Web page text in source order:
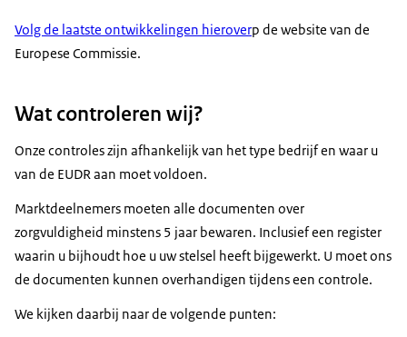
Volg de laatste ontwikkelingen hieroverp de website van de
Europese Commissie.
Wat controleren wij?
Onze controles zijn afhankelijk van het type bedrijf en waar u
van de EUDR aan moet voldoen.
Marktdeelnemers moeten alle documenten over
zorgvuldigheid minstens 5 jaar bewaren. Inclusief een register
waarin u bijhoudt hoe u uw stelsel heeft bijgewerkt. U moet ons
de documenten kunnen overhandigen tijdens een controle.
We kijken daarbij naar de volgende punten: